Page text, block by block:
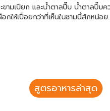
ามเปียก และน้ำตาลปี๊บ น้ำตาลปี๊บค
ให้เปื่อยกว่าที่เห็นในชามนี้สักหน่อย
สูตรอาหารล่าสุด